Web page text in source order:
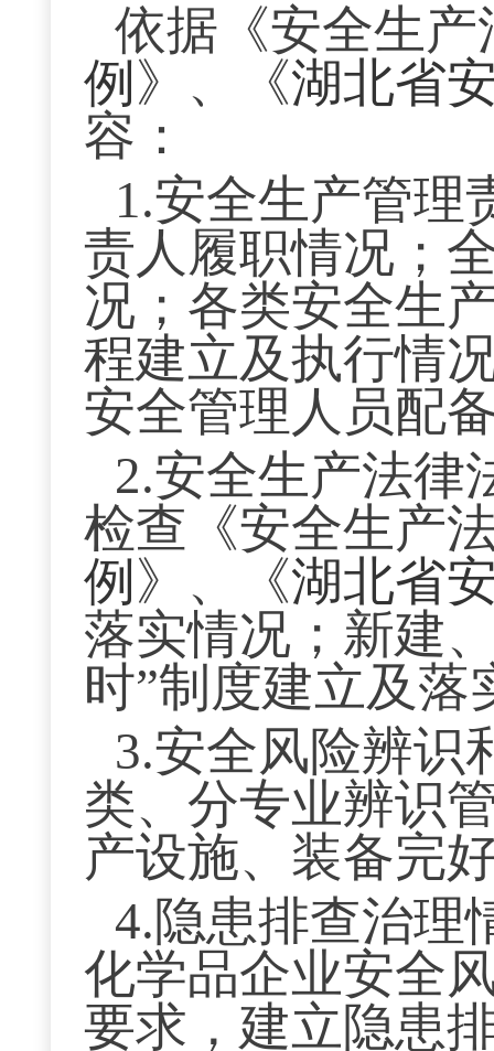
依据《安全生产
例 》、《湖北省
容：
1.安全生产管理
责人履职情况；
况；各类安全生
程建立及执行情
安全管理人员配
2.安全生产法律
检查《安全生产
例 》、《湖北省
落实情况；新建
时”制度建立及落
3.安全风险辨识
类、分专业辨识
产设施、装备完
4.隐患排查治理
化学品企业安全
要求，建立隐患